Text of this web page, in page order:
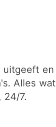
uitgeeft en
Alles wat
24/7.